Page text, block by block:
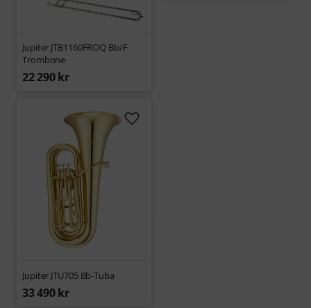
Jupiter JTB1160FROQ Bb/F
Trombone
22 290 kr
Jupiter JTU705 Bb-Tuba
33 490 kr